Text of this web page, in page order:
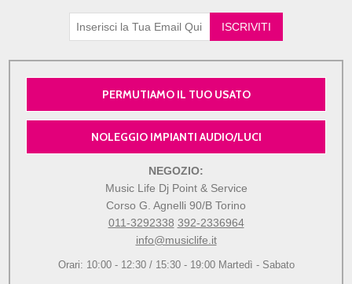
PERMUTIAMO IL TUO USATO
NOLEGGIO IMPIANTI AUDIO/LUCI
NEGOZIO:
Music Life Dj Point & Service
Corso G. Agnelli 90/B Torino
011-3292338 392-2336964
info@musiclife.it
Orari: 10:00 - 12:30 / 15:30 - 19:00 Martedì - Sabato